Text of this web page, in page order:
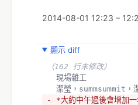
2014-08-01 12:23 –
顯示 diff
（162 行未修改）
  現場雜工
潔瑩，summsummit，
- *大約中午過後會增加一